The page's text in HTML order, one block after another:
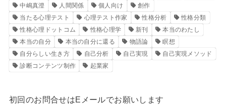
中嶋真澄
人間関係 個人向け
創作
当たる心理テスト
心理テスト作家 性格分析
性格分類
性格心理ドットコム
性格心理学 新刊
本当のわたし
本当の自分
本当の自分に還る 物語論
瞑想
自分らしい生き方
自己分析 自己実現
自己実現メソッド
診断コンテンツ制作
起業家
初回のお問合せはEメールでお願いします